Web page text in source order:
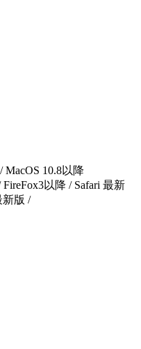
MacOS 10.8以降
以降 / Safari 最新
新版 /